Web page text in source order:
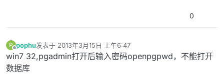
0
P
离线
pophu发表于 2013年3月15日 上午6:47
最后由 编辑
win7 32,pgadmin打开后输入密码openpgpwd，不能打开
数据库